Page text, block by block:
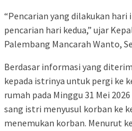
“Pencarian yang dilakukan hari
pencarian hari kedua,” ujar
Palembang Mancarah Wanto,
Berdasar informasi yang
kepada istrinya untuk pergi ke
rumah pada Minggu 31 Mei
sang istri menyusul korban ke
menemukan korban. Menurut